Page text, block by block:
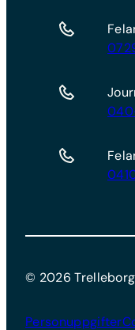
© 2026
Personuppgifter